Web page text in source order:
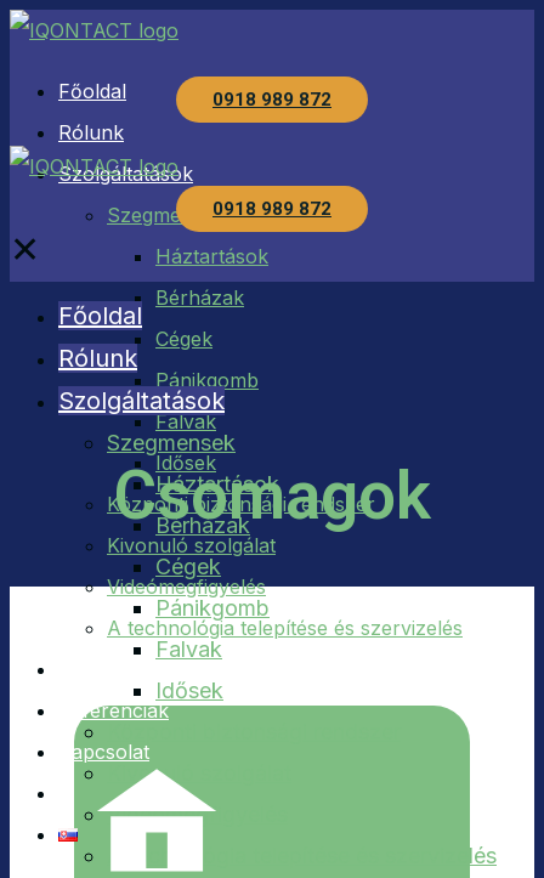
Főoldal
Rólunk
Szolgáltatások
Szegmensek
Háztartások
Bérházak
Cégek
Pánikgomb
Falvak
Idősek
Központi biztonsági rendszer
Kivonuló szolgálat
Videómegfigyelés
A technológia telepítése és szervizelés
Referenciák
Kapcsolat
0918 989 872
0918 989 872
✕
Főoldal
Rólunk
Szolgáltatások
Szegmensek
Háztartások
Bérházak
Cégek
Pánikgomb
Falvak
Idősek
Kivonuló szolgálat
Videómegfigyelés
A technológia telepítése és szervizelés
Csomagok